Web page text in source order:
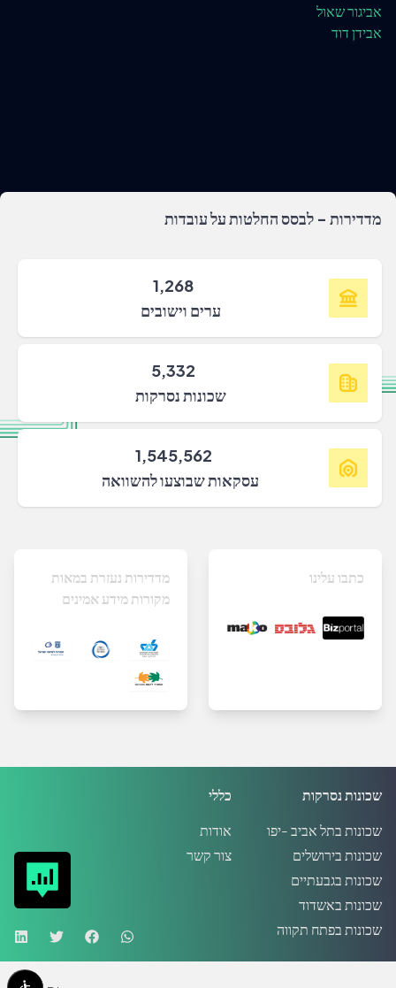
אביגור שאול
אבידן דוד
מדדירות - לבסס החלטות על עובדות
1,268
ערים וישובים
5,332
שכונות נסרקות
1,545,562
עסקאות שבוצעו להשוואה
מדדירות נעזרת במאות
מקורות מידע אמינים
כתבו עלינו
כללי
אודות
צור קשר
שכונות נסרקות
שכונות בתל אביב -יפו
שכונות בירושלים
שכונות בגבעתיים
שכונות באשדוד
שכונות בפתח תקווה